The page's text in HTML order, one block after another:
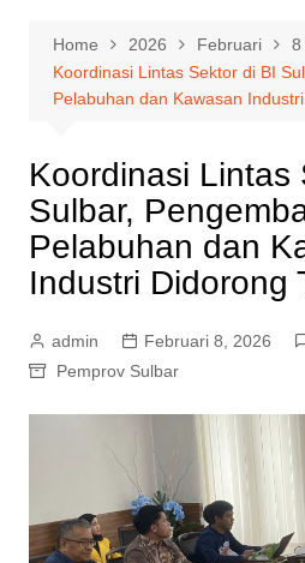
Home 2026 Februari
8
Koordinasi Lintas Sektor di BI
Pelabuhan dan Kawasan
Koordinasi Lintas
Sulbar,
Pelabuhan dan
Industri Didorong
admin Februari 8, 2026
Pemprov Sulbar